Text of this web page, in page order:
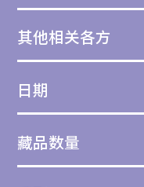
其他相关各方
日期
藏品数量